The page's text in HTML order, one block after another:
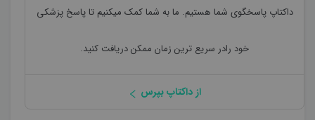
داکتاپ پاسخگوی شما هستیم. ما به شما کمک میکنیم تا پاسخ پزشکی
خود رادر سریع ترین زمان ممکن دریافت کنید.
از داکتاپ بپرس